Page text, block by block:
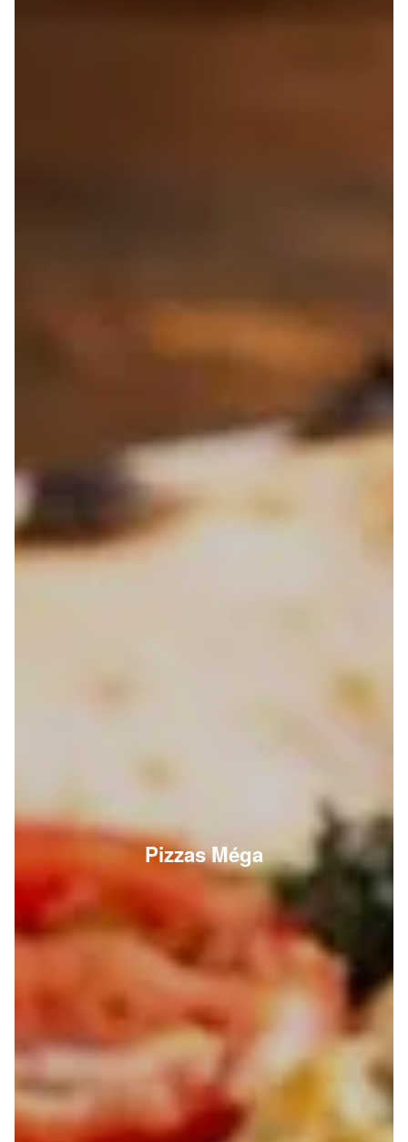
Pizzas Méga